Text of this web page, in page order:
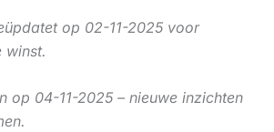
op 02-11-2025 voor
winst.
op 04-11-2025 – nieuwe inzichten